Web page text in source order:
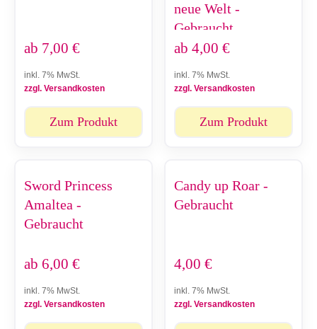
ab 7,00 €
inkl. 7% MwSt.
zzgl. Versandkosten
Zum Produkt
neue Welt -
Gebraucht
ab 4,00 €
inkl. 7% MwSt.
zzgl. Versandkosten
Zum Produkt
Sword Princess
Amaltea -
Gebraucht
ab 6,00 €
inkl. 7% MwSt.
zzgl. Versandkosten
Candy up Roar -
Gebraucht
4,00 €
inkl. 7% MwSt.
zzgl. Versandkosten